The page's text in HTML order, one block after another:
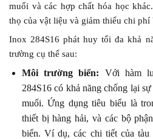
muối và các hợp chất hóa học
thọ của vật liệu và giảm thiểu chi phí
Inox 284S16 phát huy tối đa khả
trường cụ thể sau:
Môi trường biển: Với hàm
284S16 có khả năng chống lại
muối. Ứng dụng tiêu biểu là
thiết bị hàng hải, và các bộ
biển. Ví dụ, các chi tiết của tàu